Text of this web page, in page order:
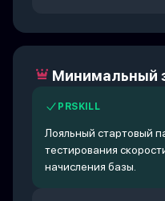
Минимальный
PRSKILL
Лояльный стартовый
тестирования
начисления базы.